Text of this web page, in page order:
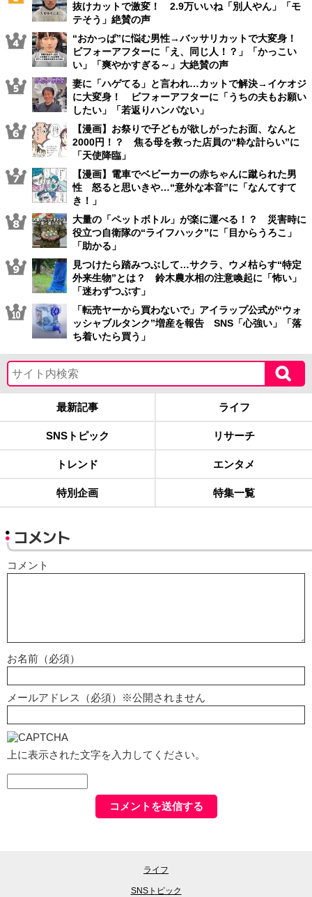
抜けカットで激変！ 2.9万いいね「別人やん」「モ
テそう」絶賛の声
“おかっぱ”に悩む男性→バッサリカットで大変身！
ビフォーアフターに「え、同じ人！？」「かっこい
い」「爽やかすぎる～」大絶賛の声
妻に「ハゲてる」と言われ…カットで解決→イケオジ
に大変身！ ビフォーアフターに「うちの夫もお願い
したい」「若返りハンパない」
【漫画】お祭りで子どもが欲しがったお面、なんと
2000円！？ 焦る母を救った店員の“粋な計らい”に
「天使降臨」
【漫画】電車でベビーカーの赤ちゃんに蹴られた男
性 怒ると思いきや…“意外な本音”に「なんてすて
き！」
大量の「ペットボトル」が楽に運べる！？ 災害時に
役立つ自衛隊の“ライフハック”に「目からうろこ」
「助かる」
見つけたら踏みつぶして…サクラ、ウメ枯らす“特定
外来生物”とは？ 鈴木農水相の注意喚起に「怖い」
「迷わずつぶす」
「転売ヤーから買わないで」アイラップ公式が“ウォ
ッシャブルタンク”増産を報告 SNS「心強い」「落
ち着いたら買う」
最新記事 ライフ
SNSトピック リサーチ
トレンド エンタメ
特別企画 特集一覧
コメント
コメント
お名前（必須）
メールアドレス（必須）※公開されません
上に表示された文字を入力してください。
ライフ
SNSトピック